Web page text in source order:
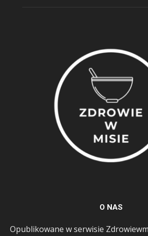
O NAS
Opublikowane w serwisie